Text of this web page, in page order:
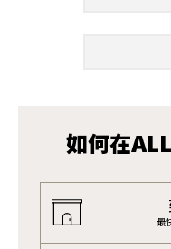
如何在
最